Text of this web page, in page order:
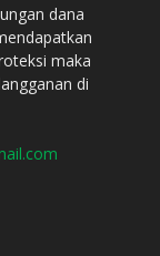
dana
maka
di